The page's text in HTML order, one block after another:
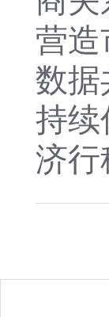
营造
数据
持续
济行